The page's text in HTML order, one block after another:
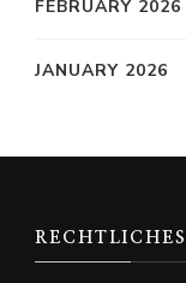
FEBRUARY 2026
JANUARY 2026
RECHTLICHES